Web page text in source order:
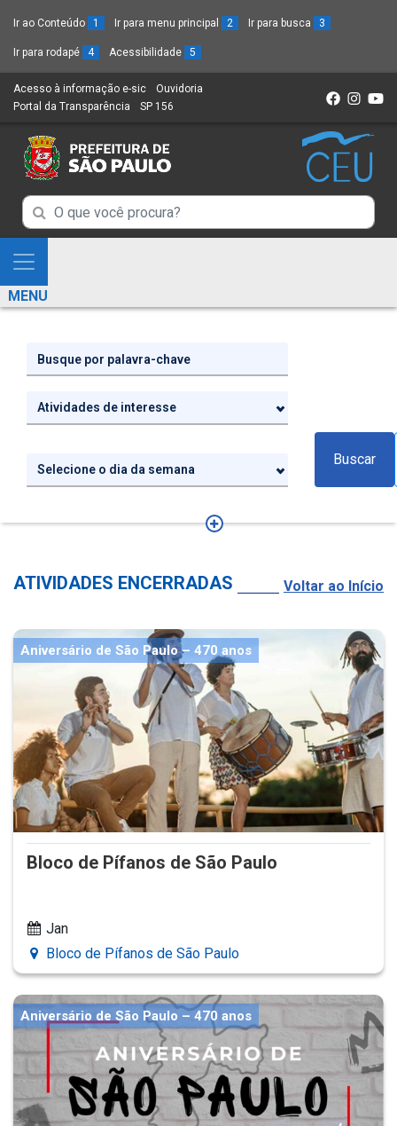
Ir ao Conteúdo 1 Ir para menu principal 2 Ir para busca 3
Ir para rodapé 4 Acessibilidade 5
Acesso à informação e-sic (Link
para
novo
sítio)
Ouvidoria
Portal da Transparência (Link
um
novo
SP 156
Campo
de
Busca
de
Campo
de
de
informações
Mostra
e
Esconde
Menu
MENU
Atividades de interesse
Selecione o dia da semana
Buscar
ATIVIDADES ENCERRADAS Voltar ao Início
Aniversário de São Paulo – 470 anos
Bloco de Pífanos de São Paulo
Jan
Bloco de Pífanos de São Paulo
Aniversário de São Paulo – 470 anos